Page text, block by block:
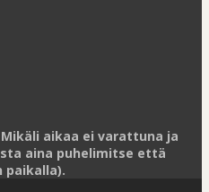
Mikäli aikaa ei varattuna ja
aina puhelimitse että
paikalla).